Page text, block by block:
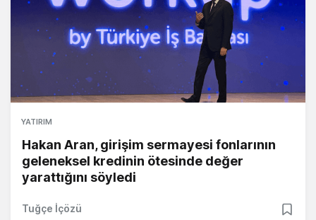
YATIRIM
Hakan Aran, girişim sermayesi fonlarının
geleneksel kredinin ötesinde değer
yarattığını söyledi
Tuğçe İçözü